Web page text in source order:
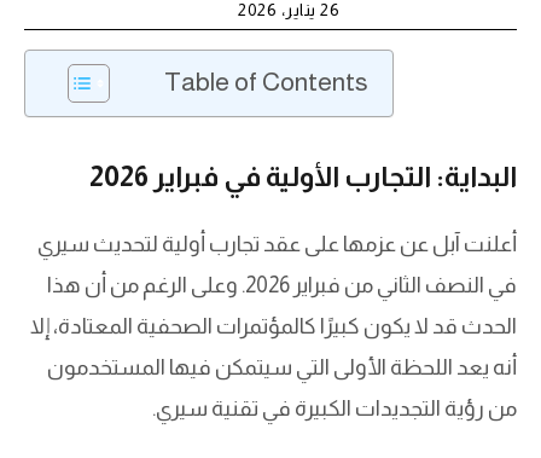
26 يناير، 2026
Table of Contents
البداية: التجارب الأولية في فبراير 2026
أعلنت آبل عن عزمها على عقد تجارب أولية لتحديث سيري
في النصف الثاني من فبراير 2026. وعلى الرغم من أن هذا
الحدث قد لا يكون كبيرًا كالمؤتمرات الصحفية المعتادة، إلا
أنه يعد اللحظة الأولى التي سيتمكن فيها المستخدمون
من رؤية التجديدات الكبيرة في تقنية سيري.